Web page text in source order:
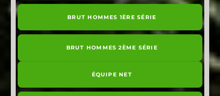
BRUT HOMMES 1ÈRE SÉRIE
BRUT HOMMES 2ÈME SÉRIE
ÉQUIPE NET